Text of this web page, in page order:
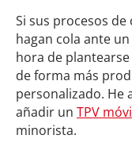
Si sus procesos
hagan cola ante
hora de
de forma más
personalizado. He
añadir un TPV
minorista.